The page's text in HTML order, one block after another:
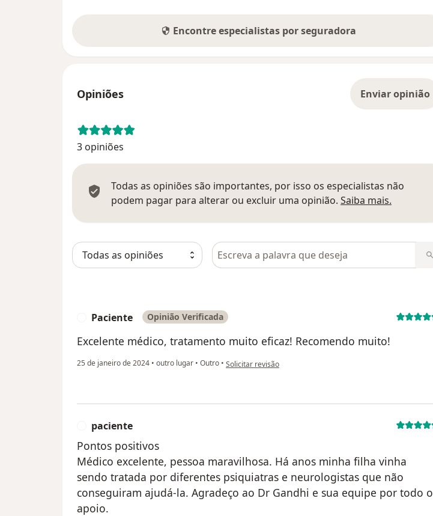
Encontre especialistas por seguradora
Opiniões Enviar opinião
3 opiniões
Todas as opiniões são importantes, por isso os especialistas não
podem pagar para alterar ou excluir uma opinião. Saiba mais.
Pesquisar em opiniões
Paciente Opinião Verificada
Excelente médico, tratamento muito eficaz! Recomendo muito!
25 de janeiro de 2024 • outro lugar • Outro • na opinião do utilizador Paciente
Solicitar revisão
paciente
Pontos positivos
Médico excelente, pessoa maravilhosa. Há anos minha filha vinha
sendo tratada por diferentes psiquiatras e neurologistas que não
conseguiram ajudá-la. Agradeço ao Dr Gandhi e sua equipe por todo o
apoio.